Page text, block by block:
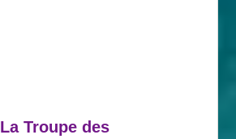
La Troupe des